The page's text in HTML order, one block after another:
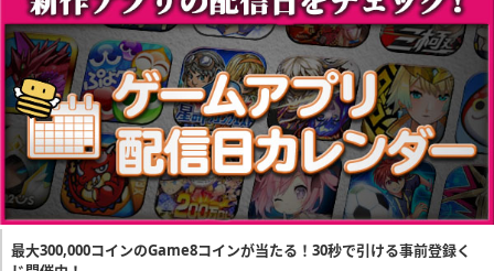
最大300,000コインのGame8コインが当たる！30秒で引ける事前登録く